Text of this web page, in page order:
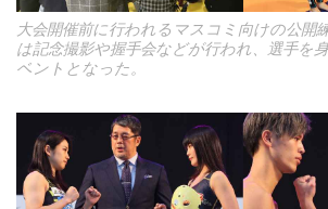
大会開催前に行われるマスコミ向けの公開
は記念撮影や握手会などが行われ、選手を
ベントとなった。